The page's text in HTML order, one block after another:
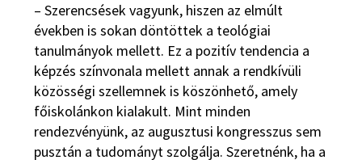
– Szerencsések vagyunk, hiszen az elmúlt
években is sokan döntöttek a teológiai
tanulmányok mellett. Ez a pozitív tendencia a
képzés színvonala mellett annak a rendkívüli
közösségi szellemnek is köszönhető, amely
főiskolánkon kialakult. Mint minden
rendezvényünk, az augusztusi kongresszus sem
pusztán a tudományt szolgálja. Szeretnénk, ha a